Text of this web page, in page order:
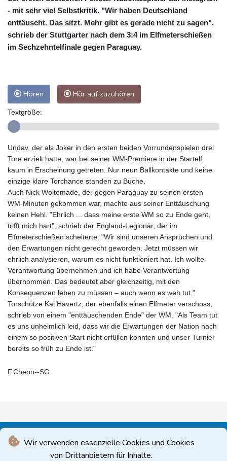
Wir verwenden essenzielle Cookies und Cookies
von Drittanbietern für Inhalte.
- mit sehr viel Selbstkritik. "Wir haben Deutschland
enttäuscht. Das sitzt. Mehr gibt es gerade nicht zu sagen",
schrieb der Stuttgarter nach dem 3:4 im Elfmeterschießen
im Sechzehntelfinale gegen Paraguay.
Hören Hör auf zuzuhören
Textgröße:
Undav, der als Joker in den ersten beiden Vorrundenspielen drei
Tore erzielt hatte, war bei seiner WM-Premiere in der Startelf
kaum in Erscheinung getreten. Nur neun Ballkontakte und keine
einzige klare Torchance standen zu Buche.
Auch Nick Woltemade, der gegen Paraguay zu seinen ersten
WM-Minuten gekommen war, machte aus seiner Enttäuschung
keinen Hehl. "Ehrlich ... dass meine erste WM so zu Ende geht,
trifft mich hart", schrieb der England-Legionär, der im
Elfmeterschießen scheiterte: "Wir sind unseren Ansprüchen und
den Erwartungen nicht gerecht geworden. Jetzt müssen wir
ehrlich analysieren, warum es nicht funktioniert hat. Ich wollte
Verantwortung übernehmen und ich habe Verantwortung
übernommen. Das bedeutet aber gleichzeitig, mit den
Konsequenzen leben zu müssen – auch wenn es weh tut."
Torschütze Kai Havertz, der ebenfalls einen Elfmeter verschoss,
schrieb von einem "enttäuschenden Ende" der WM. "Als Team tut
es uns unheimlich leid, dass wir die Erwartungen der Nation nach
einem so positiven Start nicht erfüllen konnten und unser Turnier
bereits so früh zu Ende ist."
F.Cheon--SG